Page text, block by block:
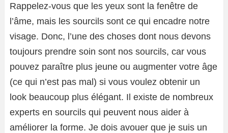
Rappelez-vous que les yeux sont la fenêtre de
l’âme, mais les sourcils sont ce qui encadre notre
visage. Donc, l’une des choses dont nous devons
toujours prendre soin sont nos sourcils, car vous
pouvez paraître plus jeune ou augmenter votre âge
(ce qui n’est pas mal) si vous voulez obtenir un
look beaucoup plus élégant. Il existe de nombreux
experts en sourcils qui peuvent nous aider à
améliorer la forme. Je dois avouer que je suis un